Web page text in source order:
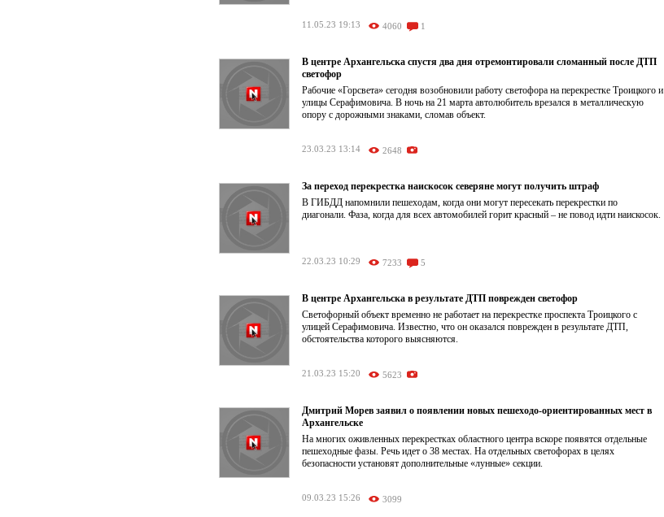
11.05.23 19:13 4060 1
В центре Архангельска спустя два дня отремонтировали сломанный после ДТП
светофор
Рабочие «Горсвета» сегодня возобновили работу светофора на перекрестке Троицкого и
улицы Серафимовича. В ночь на 21 марта автолюбитель врезался в металлическую
опору с дорожными знаками, сломав объект.
23.03.23 13:14 2648
За переход перекрестка наискосок северяне могут получить штраф
В ГИБДД напомнили пешеходам, когда они могут пересекать перекрестки по
диагонали. Фаза, когда для всех автомобилей горит красный – не повод идти наискосок.
22.03.23 10:29 7233 5
В центре Архангельска в результате ДТП поврежден светофор
Светофорный объект временно не работает на перекрестке проспекта Троицкого с
улицей Серафимовича. Известно, что он оказался поврежден в результате ДТП,
обстоятельства которого выясняются.
21.03.23 15:20 5623
Дмитрий Морев заявил о появлении новых пешеходо-ориентированных мест в
Архангельске
На многих оживленных перекрестках областного центра вскоре появятся отдельные
пешеходные фазы. Речь идет о 38 местах. На отдельных светофорах в целях
безопасности установят дополнительные «лунные» секции.
09.03.23 15:26 3099